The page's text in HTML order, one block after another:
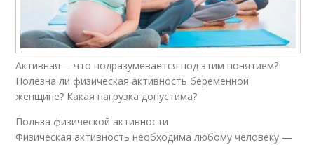
Активная— что подразумевается под этим понятием?
Полезна ли физическая активность беременной
женщине? Какая нагрузка допустима?
Польза физической активности
Физическая активность необходима любому человеку —